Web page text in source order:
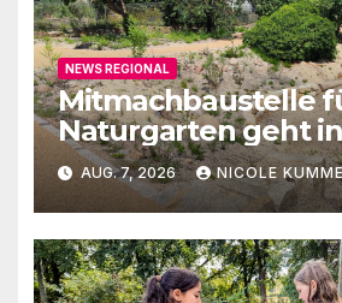
NEWS REGIONAL
Mitmachbaustelle
Naturgarten geht
Runde
AUG. 7, 2026 NICOLE